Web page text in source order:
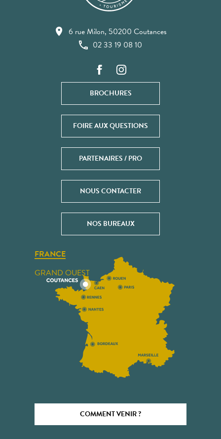
6 rue Milon, 50200 Coutances
02 33 19 08 10
BROCHURES
FOIRE AUX QUESTIONS
PARTENAIRES / PRO
NOUS CONTACTER
NOS BUREAUX
FRANCE
GRAND OUEST
COMMENT VENIR ?